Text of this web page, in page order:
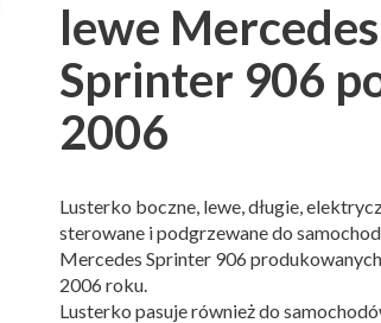
Alternative:
lewe Mercedes
Sprinter 906
2006
Lusterko boczne, lewe, długie,
sterowane i podgrzewane do
Mercedes Sprinter 906
2006 roku.
Lusterko pasuje również do